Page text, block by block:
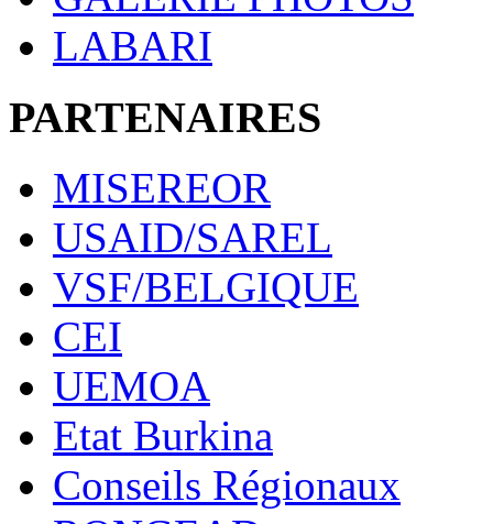
LABARI
PARTENAIRES
MISEREOR
USAID/SAREL
VSF/BELGIQUE
CEI
UEMOA
Etat Burkina
Conseils Régionaux